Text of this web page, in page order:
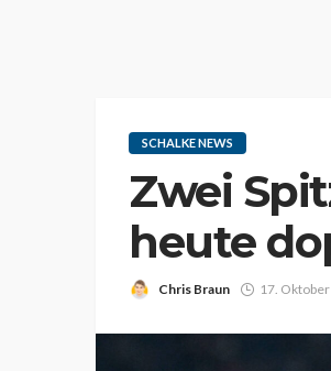
SCHALKE NEWS
Zwei
heute
Chris Braun 17.